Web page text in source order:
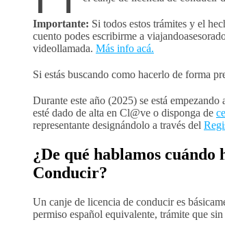
Importante: Si todos estos trámites y el
cuento podes escribirme a
videollamada. Más info acá.
Si estás buscando como hacerlo de forma
Durante este año (2025) se está
esté dado de alta en Cl@ve o disponga de
representante designándolo a través del
¿De qué hablamos
Conducir?
Un canje de licencia de conducir es
permiso español equivalente, trámite que